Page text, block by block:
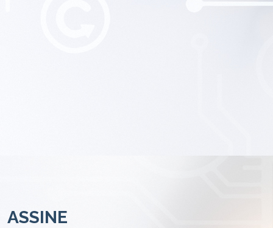
ASSINE